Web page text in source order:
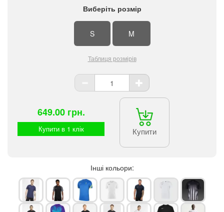
Виберіть розмір
S M
Таблиця розмірів
649.00 грн.
Купити в 1 клік Купити
Інші кольори: